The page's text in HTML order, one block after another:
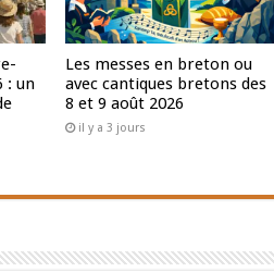
espérance, nos raisons d’espérer un
et sainte année 2022 !
: un
Les messes en breton ou
avec cantiques bretons des
8 et 9 août 2026
il y a 3 jours